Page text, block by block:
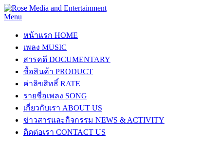
Menu
หน้าแรก HOME
เพลง MUSIC
สารคดี DOCUMENTARY
ซื้อสินค้า PRODUCT
ค่าลิขสิทธิ์ RATE
รายชื่อเพลง SONG
เกี่ยวกับเรา ABOUT US
ข่าวสารและกิจกรรม NEWS & ACTIVITY
ติดต่อเรา CONTACT US